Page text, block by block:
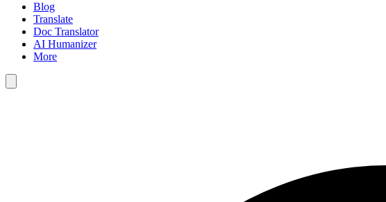
Blog
Translate
Doc Translator
AI Humanizer
More